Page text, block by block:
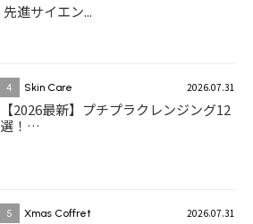
先進サイエン...
4 Skin Care 2026.07.31
【2026最新】プチプラクレンジング12
選！…
5 Xmas Coffret 2026.07.31